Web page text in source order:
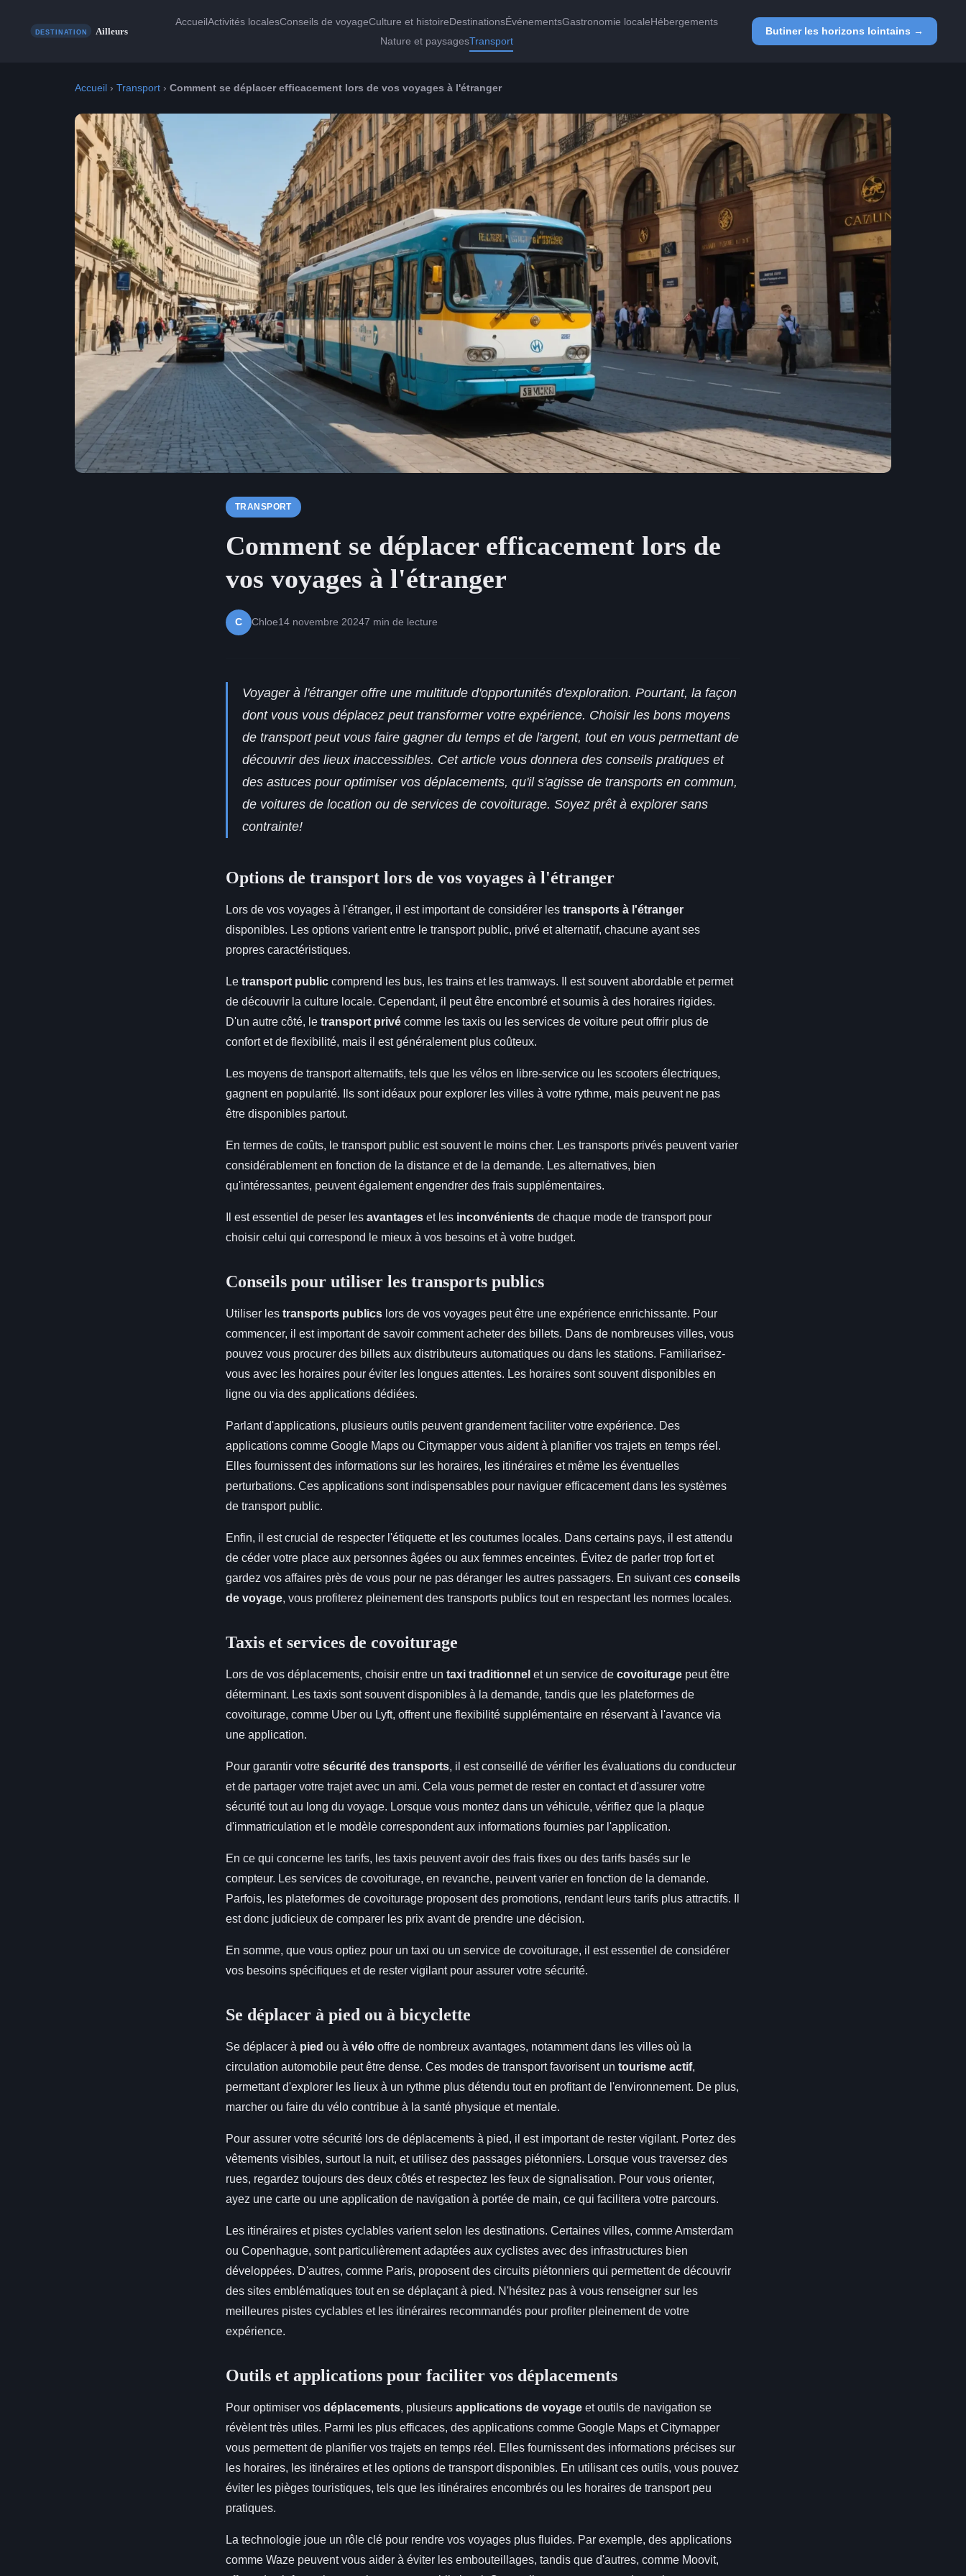
AccueilActivités localesConseils de voyageCulture et histoireDestinationsÉvénementsGastronomie localeHébergements
Nature et paysagesTransport
Butiner les horizons lointains →
Accueil › Transport › Comment se déplacer efficacement lors de vos voyages à l'étranger
TRANSPORT
Comment se déplacer efficacement lors de
vos voyages à l'étranger
C Chloe14 novembre 20247 min de lecture
Voyager à l'étranger offre une multitude d'opportunités d'exploration. Pourtant, la façon
dont vous vous déplacez peut transformer votre expérience. Choisir les bons moyens
de transport peut vous faire gagner du temps et de l'argent, tout en vous permettant de
découvrir des lieux inaccessibles. Cet article vous donnera des conseils pratiques et
des astuces pour optimiser vos déplacements, qu'il s'agisse de transports en commun,
de voitures de location ou de services de covoiturage. Soyez prêt à explorer sans
contrainte!
Options de transport lors de vos voyages à l'étranger
Lors de vos voyages à l'étranger, il est important de considérer les transports à l'étranger
disponibles. Les options varient entre le transport public, privé et alternatif, chacune ayant ses
propres caractéristiques.
Le transport public comprend les bus, les trains et les tramways. Il est souvent abordable et permet
de découvrir la culture locale. Cependant, il peut être encombré et soumis à des horaires rigides.
D'un autre côté, le transport privé comme les taxis ou les services de voiture peut offrir plus de
confort et de flexibilité, mais il est généralement plus coûteux.
Les moyens de transport alternatifs, tels que les vélos en libre-service ou les scooters électriques,
gagnent en popularité. Ils sont idéaux pour explorer les villes à votre rythme, mais peuvent ne pas
être disponibles partout.
En termes de coûts, le transport public est souvent le moins cher. Les transports privés peuvent varier
considérablement en fonction de la distance et de la demande. Les alternatives, bien
qu'intéressantes, peuvent également engendrer des frais supplémentaires.
Il est essentiel de peser les avantages et les inconvénients de chaque mode de transport pour
choisir celui qui correspond le mieux à vos besoins et à votre budget.
Conseils pour utiliser les transports publics
Utiliser les transports publics lors de vos voyages peut être une expérience enrichissante. Pour
commencer, il est important de savoir comment acheter des billets. Dans de nombreuses villes, vous
pouvez vous procurer des billets aux distributeurs automatiques ou dans les stations. Familiarisez-
vous avec les horaires pour éviter les longues attentes. Les horaires sont souvent disponibles en
ligne ou via des applications dédiées.
Parlant d'applications, plusieurs outils peuvent grandement faciliter votre expérience. Des
applications comme Google Maps ou Citymapper vous aident à planifier vos trajets en temps réel.
Elles fournissent des informations sur les horaires, les itinéraires et même les éventuelles
perturbations. Ces applications sont indispensables pour naviguer efficacement dans les systèmes
de transport public.
Enfin, il est crucial de respecter l'étiquette et les coutumes locales. Dans certains pays, il est attendu
de céder votre place aux personnes âgées ou aux femmes enceintes. Évitez de parler trop fort et
gardez vos affaires près de vous pour ne pas déranger les autres passagers. En suivant ces conseils
de voyage, vous profiterez pleinement des transports publics tout en respectant les normes locales.
Taxis et services de covoiturage
Lors de vos déplacements, choisir entre un taxi traditionnel et un service de covoiturage peut être
déterminant. Les taxis sont souvent disponibles à la demande, tandis que les plateformes de
covoiturage, comme Uber ou Lyft, offrent une flexibilité supplémentaire en réservant à l'avance via
une application.
Pour garantir votre sécurité des transports, il est conseillé de vérifier les évaluations du conducteur
et de partager votre trajet avec un ami. Cela vous permet de rester en contact et d'assurer votre
sécurité tout au long du voyage. Lorsque vous montez dans un véhicule, vérifiez que la plaque
d'immatriculation et le modèle correspondent aux informations fournies par l'application.
En ce qui concerne les tarifs, les taxis peuvent avoir des frais fixes ou des tarifs basés sur le
compteur. Les services de covoiturage, en revanche, peuvent varier en fonction de la demande.
Parfois, les plateformes de covoiturage proposent des promotions, rendant leurs tarifs plus attractifs. Il
est donc judicieux de comparer les prix avant de prendre une décision.
En somme, que vous optiez pour un taxi ou un service de covoiturage, il est essentiel de considérer
vos besoins spécifiques et de rester vigilant pour assurer votre sécurité.
Se déplacer à pied ou à bicyclette
Se déplacer à pied ou à vélo offre de nombreux avantages, notamment dans les villes où la
circulation automobile peut être dense. Ces modes de transport favorisent un tourisme actif,
permettant d'explorer les lieux à un rythme plus détendu tout en profitant de l'environnement. De plus,
marcher ou faire du vélo contribue à la santé physique et mentale.
Pour assurer votre sécurité lors de déplacements à pied, il est important de rester vigilant. Portez des
vêtements visibles, surtout la nuit, et utilisez des passages piétonniers. Lorsque vous traversez des
rues, regardez toujours des deux côtés et respectez les feux de signalisation. Pour vous orienter,
ayez une carte ou une application de navigation à portée de main, ce qui facilitera votre parcours.
Les itinéraires et pistes cyclables varient selon les destinations. Certaines villes, comme Amsterdam
ou Copenhague, sont particulièrement adaptées aux cyclistes avec des infrastructures bien
développées. D'autres, comme Paris, proposent des circuits piétonniers qui permettent de découvrir
des sites emblématiques tout en se déplaçant à pied. N'hésitez pas à vous renseigner sur les
meilleures pistes cyclables et les itinéraires recommandés pour profiter pleinement de votre
expérience.
Outils et applications pour faciliter vos déplacements
Pour optimiser vos déplacements, plusieurs applications de voyage et outils de navigation se
révèlent très utiles. Parmi les plus efficaces, des applications comme Google Maps et Citymapper
vous permettent de planifier vos trajets en temps réel. Elles fournissent des informations précises sur
les horaires, les itinéraires et les options de transport disponibles. En utilisant ces outils, vous pouvez
éviter les pièges touristiques, tels que les itinéraires encombrés ou les horaires de transport peu
pratiques.
La technologie joue un rôle clé pour rendre vos voyages plus fluides. Par exemple, des applications
comme Waze peuvent vous aider à éviter les embouteillages, tandis que d'autres, comme Moovit,